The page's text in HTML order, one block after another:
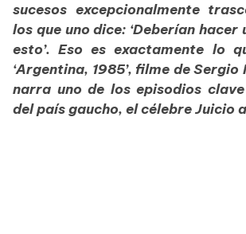
sucesos excepcionalmente
los que uno dice: ‘Deberían hacer
esto’. Eso es exactamente lo
‘Argentina, 1985’, filme de
narra uno de los episodios
del país gaucho, el célebre Juicio